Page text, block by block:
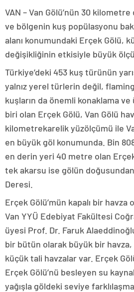
VAN – Van Gölü’nün 30
ve bölgenin kuş popülasyonu
alanı konumundaki Erçek Gölü,
değişikliğinin etkisiyle büyük
Türkiye’deki 453 kuş türünün
yalnız yerel türlerin değil,
kuşların da önemli konaklama ve
biri olan Erçek Gölü, Van Gölü
kilometrekarelik yüzölçümü ile
en büyük göl konumunda. Bin
en derin yeri 40 metre olan
tek akarsu ise gölün
Deresi.
Erçek Gölü’mün kapalı bir
Van YYÜ Edebiyat Fakültesi
üyesi Prof. Dr. Faruk
bir bütün olarak büyük bir
küçük tali havzalar var. Erçek
Erçek Gölü’nü besleyen su
yağışla göldeki seviye